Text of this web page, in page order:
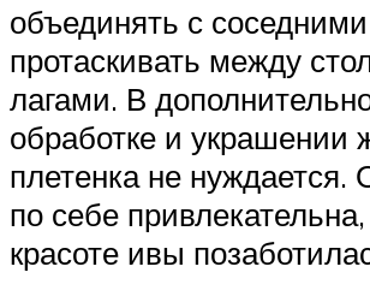
объединять с
протаскивать между
лагами. В
обработке и украшении
плетенка не нуждается.
по себе
красоте ивы